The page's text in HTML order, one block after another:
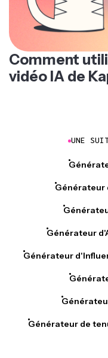
Comment
vidéo IA de
UNE
Générateur
Générateur
Générateur
Générateur de